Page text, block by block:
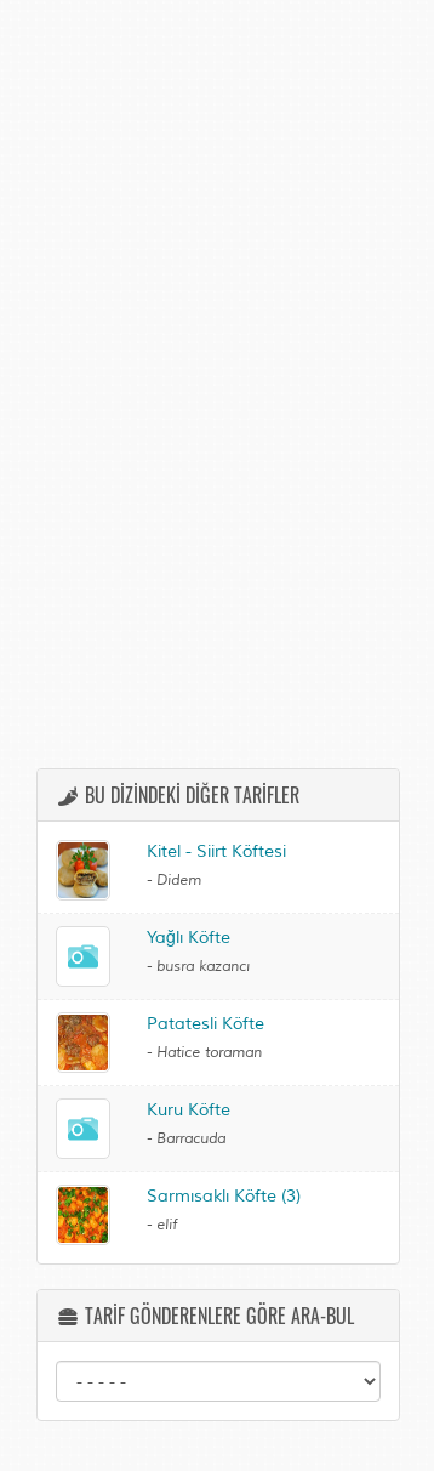
BU DİZİNDEKİ DİĞER TARİFLER
Kitel - Siirt Köftesi
- Didem
Yağlı Köfte
- busra kazancı
Patatesli Köfte
- Hatice toraman
Kuru Köfte
- Barracuda
Sarmısaklı Köfte (3)
- elif
TARİF GÖNDERENLERE GÖRE ARA-BUL